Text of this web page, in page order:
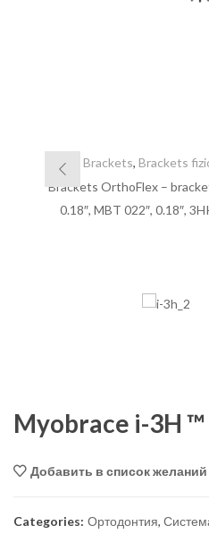
Brackets, Brackets
Brackets OrthoFlex –
0.18″, MBT 022″, 0.18″,
Myobrace i-3H ™
Добавить в список желаний
Categories: Ортодонтия,